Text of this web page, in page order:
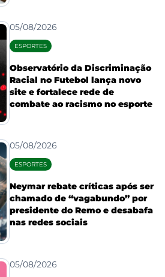
05/08/2026
ESPORTES
Observatório da Discriminação
Racial no Futebol lança novo
site e fortalece rede de
combate ao racismo no esporte
05/08/2026
ESPORTES
Neymar rebate críticas após ser
chamado de “vagabundo” por
presidente do Remo e desabafa
nas redes sociais
05/08/2026